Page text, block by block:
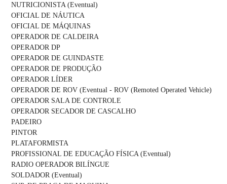
NUTRICIONISTA (Eventual)
OFICIAL DE NÁUTICA
OFICIAL DE MÁQUINAS
OPERADOR DE CALDEIRA
OPERADOR DP
OPERADOR DE GUINDASTE
OPERADOR DE PRODUÇÃO
OPERADOR LÍDER
OPERADOR DE ROV (Eventual - ROV (Remoted Operated Vehicle)
OPERADOR SALA DE CONTROLE
OPERADOR SECADOR DE CASCALHO
PADEIRO
PINTOR
PLATAFORMISTA
PROFISSIONAL DE EDUCAÇÃO FÍSICA (Eventual)
RADIO OPERADOR BILÍNGUE
SOLDADOR (Eventual)